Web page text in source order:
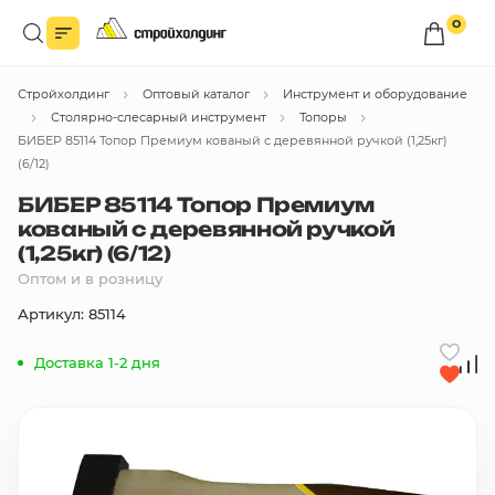
0
Войдите в личный кабинет
Вы сможете оформлять заказыпо оптовым ценам.
Каталог товаров
бренды
В корзину
Стройхолдинг Оптовый каталог
Инструмент и оборудование
Столярно-слесарный инструмент
Топоры
БИБЕР 85114 Топор Премиум кованый с деревянной ручкой (1,25кг)
(6/12)
БИБЕР 85114 Топор Премиум
кованый с деревянной ручкой
(1,25кг) (6/12)
Оптом и в розницу
Артикул: 85114
Доставка 1-2 дня